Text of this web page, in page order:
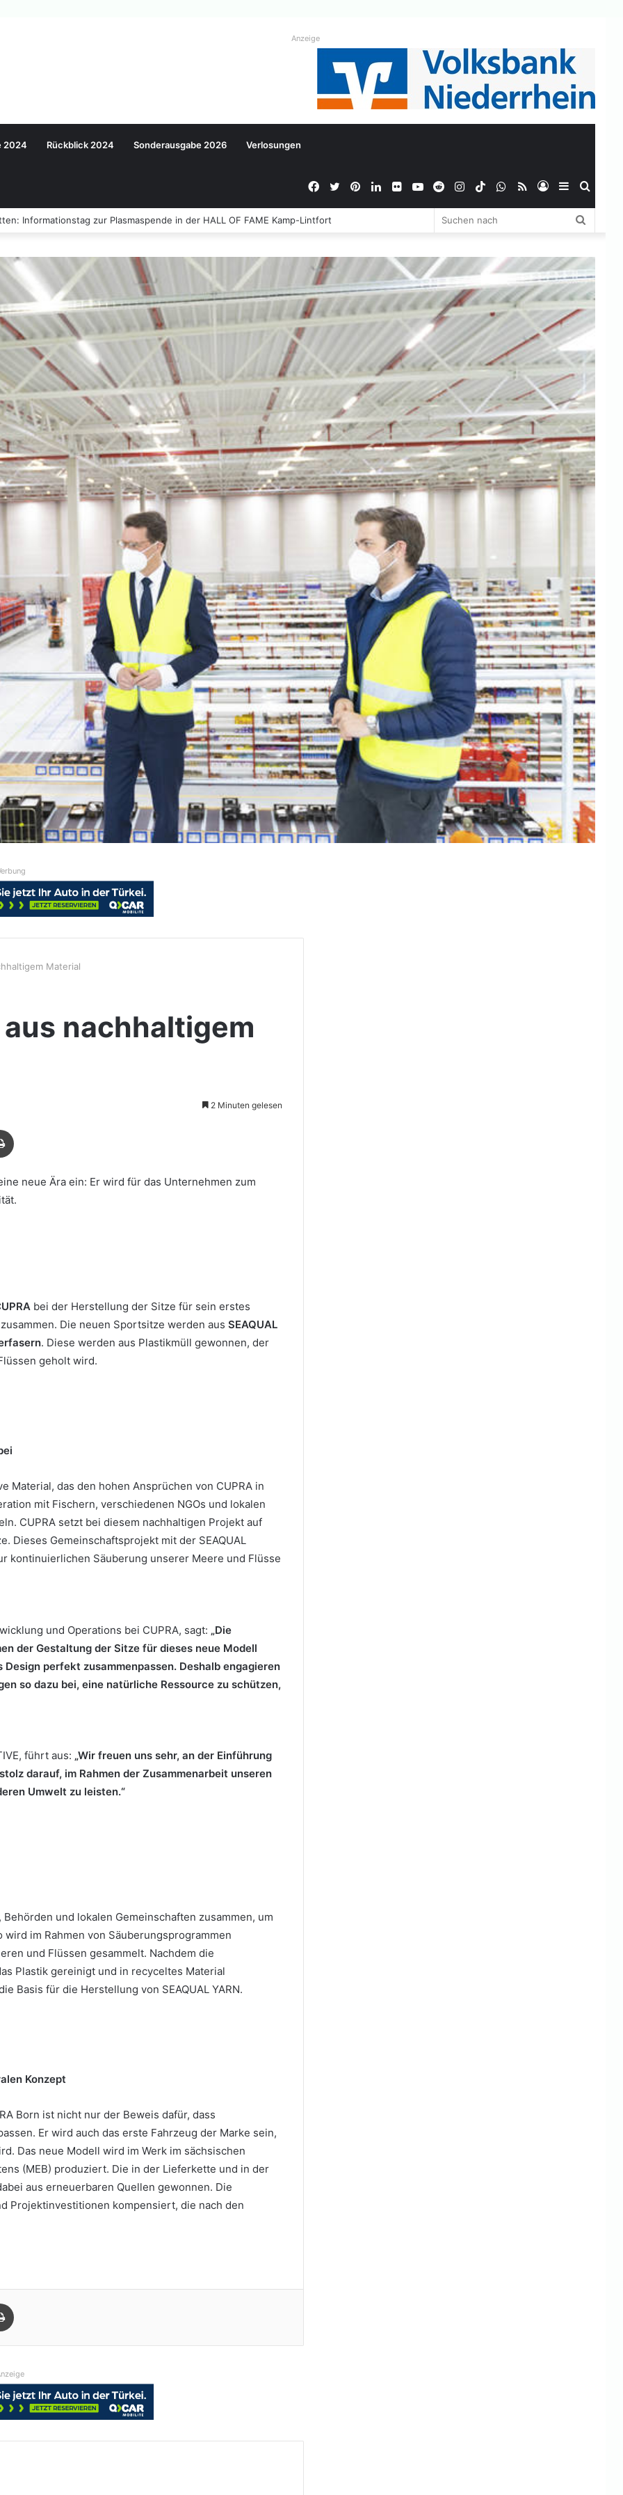
Anzeige
2024 Rückblick 2024 Sonderausgabe 2026 Verlosungen
Sidebar
Anmelden
RSS
WhatsApp
TikTok
Instagram
Reddit
YouTube
Flickr
LinkedIn
Pinterest
Twitter
Facebook
Informationstag zur Plasmaspende in der HALL OF FAME Kamp-Lintfort
Material
aus nachhaltigem
2 Minuten gelesen
neue Ära ein: Er wird für das Unternehmen zum
bei der Herstellung der Sitze für sein erstes
Die neuen Sportsitze werden aus SEAQUAL
. Diese werden aus Plastikmüll gewonnen, der
geholt wird.
Material, das den hohen Ansprüchen von CUPRA in
mit Fischern, verschiedenen NGOs und lokalen
CUPRA setzt bei diesem nachhaltigen Projekt auf
Dieses Gemeinschaftsprojekt mit der SEAQUAL
kontinuierlichen Säuberung unserer Meere und Flüsse
und Operations bei CUPRA, sagt: „Die
der Gestaltung der Sitze für dieses neue Modell
perfekt zusammenpassen. Deshalb engagieren
so dazu bei, eine natürliche Ressource zu schützen,
führt aus: „Wir freuen uns sehr, an der Einführung
darauf, im Rahmen der Zusammenarbeit unseren
Umwelt zu leisten.“
Behörden und lokalen Gemeinschaften zusammen, um
im Rahmen von Säuberungsprogrammen
und Flüssen gesammelt. Nachdem die
Plastik gereinigt und in recyceltes Material
Basis für die Herstellung von SEAQUAL YARN.
Konzept
Born ist nicht nur der Beweis dafür, dass
Er wird auch das erste Fahrzeug der Marke sein,
Das neue Modell wird im Werk im sächsischen
(MEB) produziert. Die in der Lieferkette und in der
aus erneuerbaren Quellen gewonnen. Die
Projektinvestitionen kompensiert, die nach den